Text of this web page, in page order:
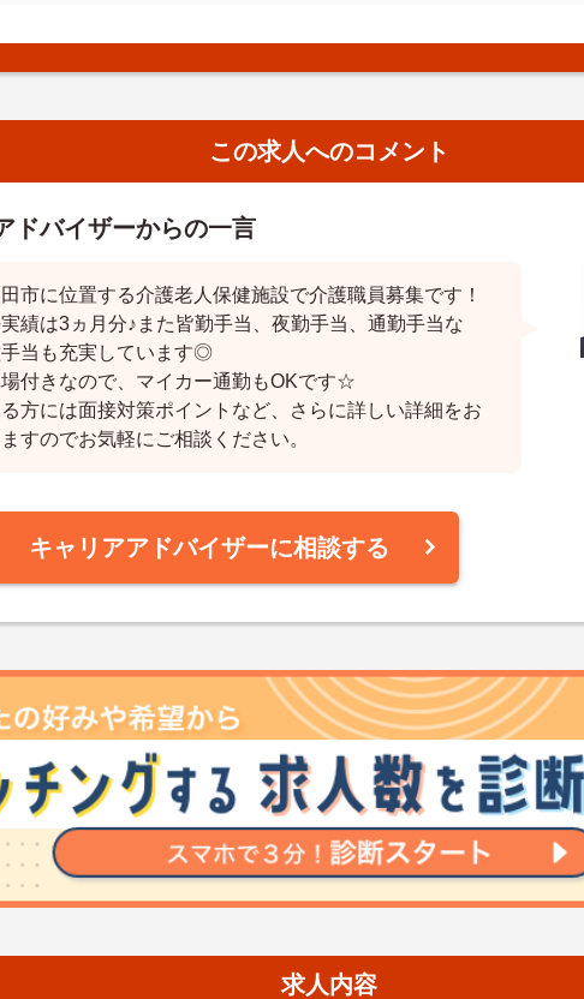
この求人へのコメント
ドバイザーからの一言
市に位置する介護老人保健施設で介護職員募集です！
績は3ヵ月分♪また皆勤手当、夜勤手当、通勤手当な
手当も充実しています◎
付きなので、マイカー通勤もOKです☆
方には面接対策ポイントなど、さらに詳しい詳細をお
すのでお気軽にご相談ください。
キャリアアドバイザーに相談する
求人内容